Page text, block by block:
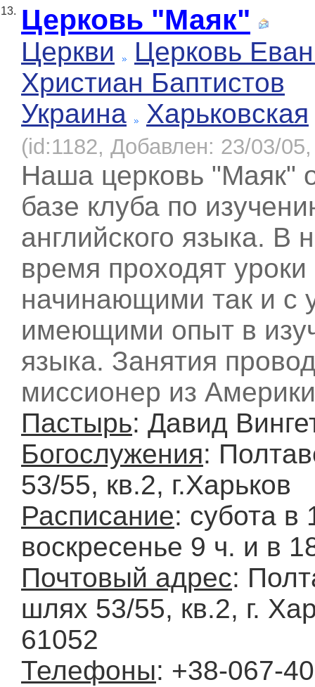
13. Церковь "Маяк"
Церкви
Церковь
Христиан Баптистов
Украина
Харьковская
(id:1182, Добавлен: 23/03/
Наша церковь "Маяк"
базе клуба по
английского языка. В
время проходят уроки
начинающими так и с
имеющими опыт в
языка. Занятия
миссионер из
Пастырь: Давид
Богослужения:
53/55, кв.2, г.Харьков
Расписание: суботa в
воскресенье 9 ч. и в
Почтовый адрес:
шлях 53/55, кв.2, г.
61052
Телефоны: +38-067-